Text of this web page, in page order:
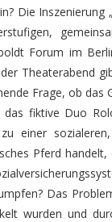
Die
Forum im
Theaterabend
Frage, ob das
fiktive Duo
einer
Pferd handelt,
Das
wurden und